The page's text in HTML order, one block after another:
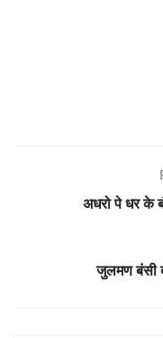
अधरो पे धर के
जुलमण बंसी